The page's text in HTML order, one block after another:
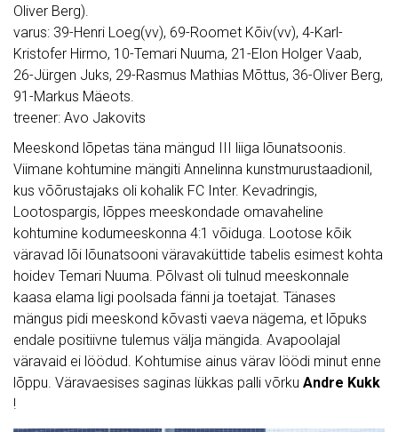
Oliver Berg).
varus: 39-Henri Loeg(vv), 69-Roomet Kõiv(vv), 4-Karl-
Kristofer Hirmo, 10-Temari Nuuma, 21-Elon Holger Vaab,
26-Jürgen Juks, 29-Rasmus Mathias Mõttus, 36-Oliver Berg,
91-Markus Mäeots.
treener: Avo Jakovits
Meeskond lõpetas täna mängud III liiga lõunatsoonis.
Viimane kohtumine mängiti Annelinna kunstmurustaadionil,
kus võõrustajaks oli kohalik FC Inter. Kevadringis,
Lootospargis, lõppes meeskondade omavaheline
kohtumine kodumeeskonna 4:1 võiduga. Lootose kõik
väravad lõi lõunatsooni väravaküttide tabelis esimest kohta
hoidev Temari Nuuma. Põlvast oli tulnud meeskonnale
kaasa elama ligi poolsada fänni ja toetajat. Tänases
mängus pidi meeskond kõvasti vaeva nägema, et lõpuks
endale positiivne tulemus välja mängida. Avapoolajal
väravaid ei löödud. Kohtumise ainus värav löödi minut enne
lõppu. Väravaesises saginas lükkas palli võrku Andre Kukk
!